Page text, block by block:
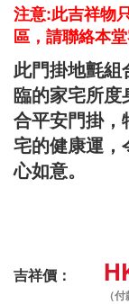
注意:此吉祥物
區，請聯絡本堂
此門掛地氈
臨的家宅所度
合平安門掛，
宅的健康運，
心如意。
吉祥價：
（